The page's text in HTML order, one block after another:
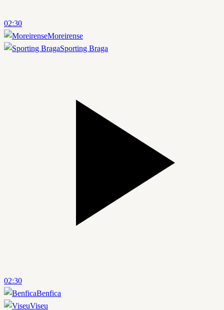
02:30
Moreirense
Sporting Braga
02:30
Benfica
Viseu